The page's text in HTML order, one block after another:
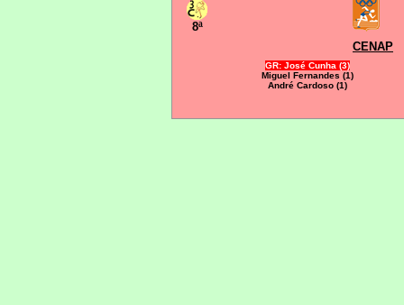
8ª
CENAP
GR: José Cunha (3)
Miguel Fernandes (1)
André Cardoso (1)